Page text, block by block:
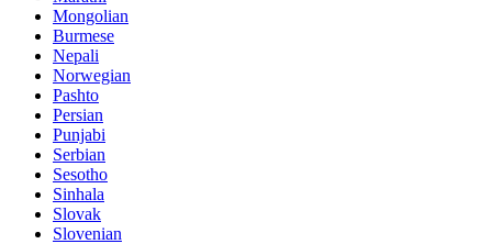
Mongolian
Burmese
Nepali
Norwegian
Pashto
Persian
Punjabi
Serbian
Sesotho
Sinhala
Slovak
Slovenian